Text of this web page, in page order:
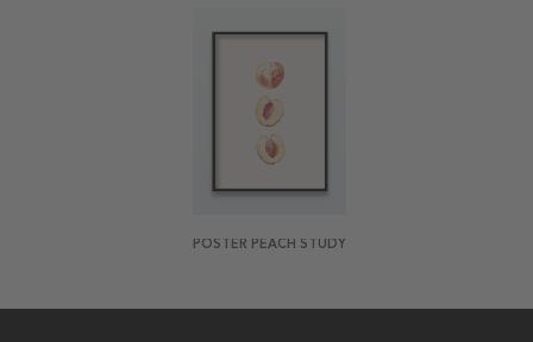
POSTER PEACH STUDY